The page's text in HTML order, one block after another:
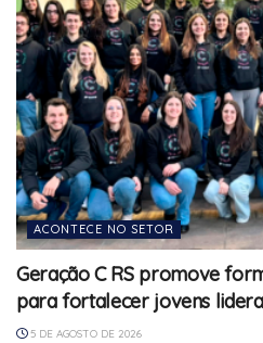
ACONTECE NO SETOR
Geração C RS promove
para fortalecer jovens
5 DE AGOSTO DE 2026